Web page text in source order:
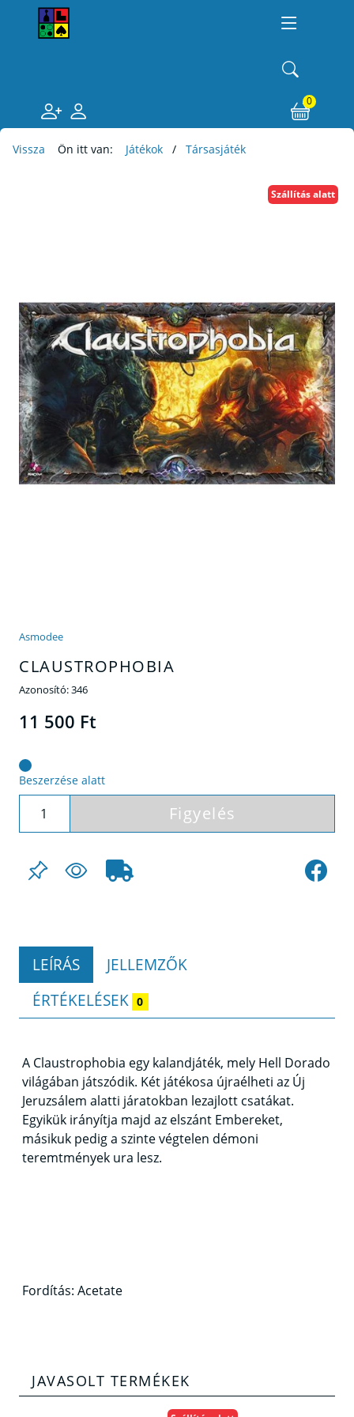
0
Vissza Ön itt van: Játékok Társasjáték
Asmodee
CLAUSTROPHOBIA
Azonosító:346
Szállítás alatt
11 500 Ft
Beszerzése alatt
Figyelés
LEÍRÁS
JELLEMZŐK
ÉRTÉKELÉSEK 0
A Claustrophobia egy kalandjáték, mely Hell Dorado
világában játszódik. Két játékosa újraélheti az Új
Jeruzsálem alatti járatokban lezajlott csatákat.
Egyikük irányítja majd az elszánt Embereket,
másikuk pedig a szinte végtelen démoni
teremtmények ura lesz.
Fordítás: Acetate
JAVASOLT TERMÉKEK